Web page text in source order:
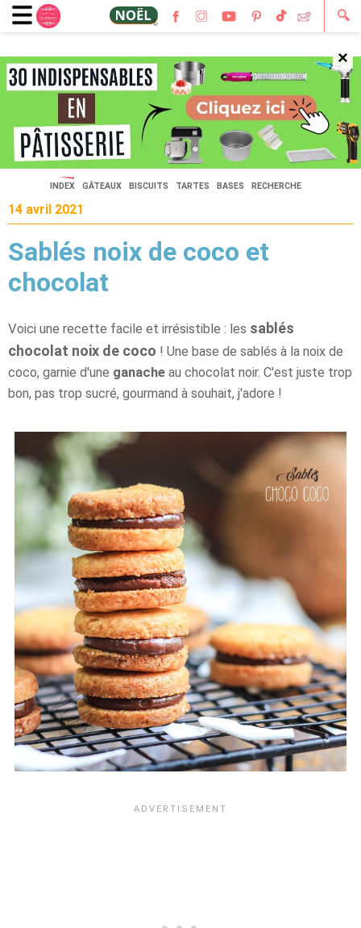
🔍
×
🔍
INDEX GÂTEAUX BISCUITS TARTES BASES RECHERCHE
14 avril 2021
Sablés noix de coco et
chocolat
Voici une recette facile et irrésistible : les sablés
chocolat noix de coco ! Une base de sablés à la noix de
coco, garnie d'une ganache au chocolat noir. C'est juste trop
bon, pas trop sucré, gourmand à souhait, j'adore !